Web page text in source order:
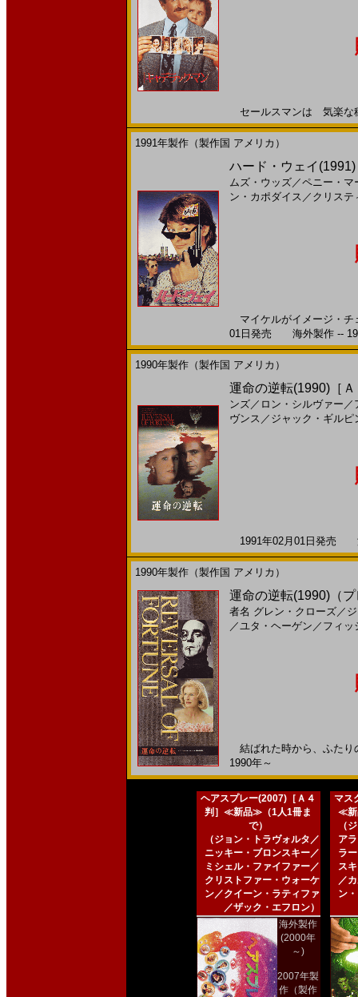
セールスマンは 気楽な
1991年製作（製作国 アメリカ）
ハード・ウェイ
ムズ・ウッズ／ペニー・マ
ン・カポダイス ／ クリステ
マイケルがイメージ・
01日発売 海外製作 --
1990年製作（製作国 アメリカ）
運命の逆転(1990)［
ンズ／ ロン・シルヴァー ／
ヴンス ／ ジャック・ギルピ
1991年02月01日発売
1990年製作（製作国 アメリカ）
運命の逆転(1990)（
者名 グレン・クローズ／
／ユタ・ヘーゲン ／ フィッ
結ばれた時から、ふた
1990年～
ヘアスプレー(2007)［Ａ４
判］≪新品≫（1人1冊ま
で）
（ジョン・トラヴォルタ／
ニッキー・ブロンスキー／
ミシェル・ファイファー／
クリストファー・ウォーケ
ン／クイーン・ラティファ
／ザック・エフロン）
海外製作
(2000年
～)
2007年製
作（製作
マス
≪新
（
ア
ラ
ス
／
ン